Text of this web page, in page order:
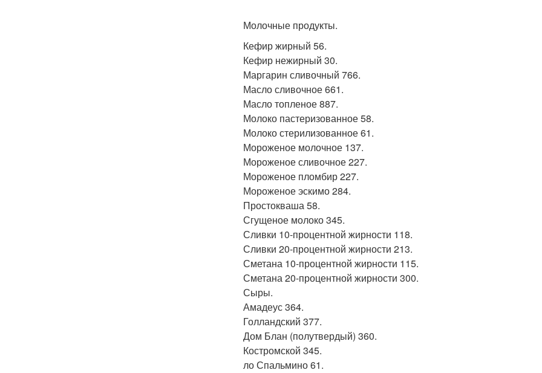
Молочные продукты.
Кефир жирный 56.
Кефир нежирный 30.
Маргарин сливочный 766.
Масло сливочное 661.
Масло топленое 887.
Молоко пастеризованное 58.
Молоко стерилизованное 61.
Мороженое молочное 137.
Мороженое сливочное 227.
Мороженое пломбир 227.
Мороженое эскимо 284.
Простокваша 58.
Сгущеное молоко 345.
Сливки 10-процентной жирности 118.
Сливки 20-процентной жирности 213.
Сметана 10-процентной жирности 115.
Сметана 20-процентной жирности 300.
Сыры.
Амадеус 364.
Голландский 377.
Дом Блан (полутвердый) 360.
Костромской 345.
ло Спальмино 61.